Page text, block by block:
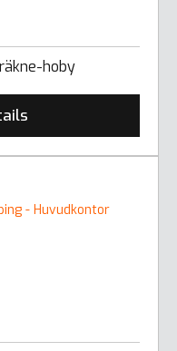
hoby
- Huvudkontor